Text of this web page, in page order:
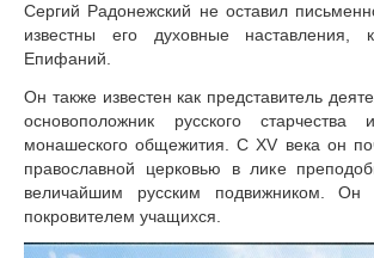
Сергий Радонежский не оставил
известны его духовные наставления,
Епифаний.
Он также известен как представитель
основоположник русского старчества
монашеского общежития. С XV века он
православной церковью в лике
величайшим русским подвижником. Он
покровителем учащихся.